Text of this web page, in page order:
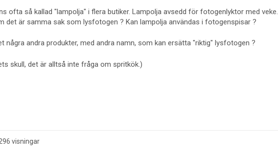
ofta så kallad "lampolja" i flera butiker. Lampolja avsedd för fotogenlyktor med veke.
det är samma sak som lysfotogen ? Kan lampolja användas i fotogenspisar ?
några andra produkter, med andra namn, som kan ersätta "riktig" lysfotogen ?
skull, det är alltså inte fråga om spritkök.)
visningar